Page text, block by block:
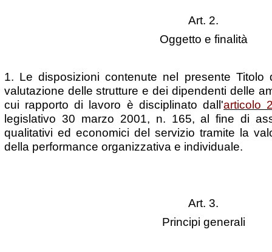
Art. 2.
Oggetto e finalità
1. Le disposizioni contenute nel presente Titolo
valutazione delle strutture e dei dipendenti delle
cui rapporto di lavoro è disciplinato dall'articolo
legislativo 30 marzo 2001, n. 165, al fine di
qualitativi ed economici del servizio tramite la
della performance organizzativa e individuale.
Art. 3.
Principi generali